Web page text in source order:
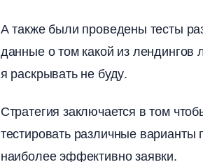
А также были проведены тесты
данные о том какой из лендингов
я раскрывать не буду.
Стратегия заключается в том
тестировать различные варианты
наиболее эффективно заявки.